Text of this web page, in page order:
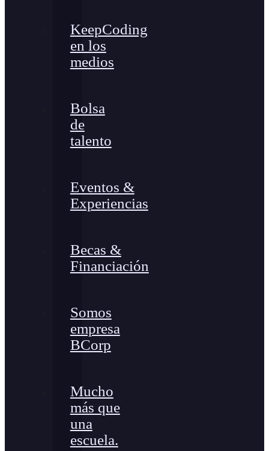
KeepCoding
en los
medios
Bolsa
de
talento
Eventos &
Experiencias
Becas &
Financiación
Somos
empresa
BCorp
Mucho
más que
una
escuela.